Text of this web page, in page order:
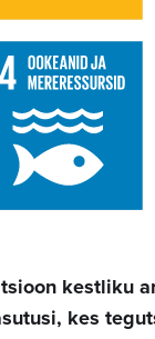
kestliku
kes